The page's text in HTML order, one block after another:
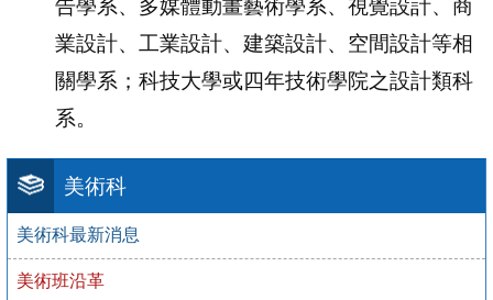
美術科
美術科最新消息
美術班沿革
告學系、多媒體動畫藝術學系、視覺設計、商
業設計、工業設計、建築設計、空間設計等相
關學系；科技大學或四年技術學院之設計類科
系。